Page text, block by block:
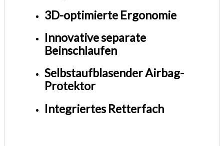
3D-optimierte Ergonomie
Innovative separate
Beinschlaufen
Selbstaufblasender Airbag-
Protektor
Integriertes Retterfach